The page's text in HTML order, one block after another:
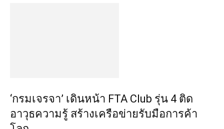
‘กรมเจรจา’ เดินหน้า FTA Club รุ่น 4 ติด
อาวุธความรู้ สร้างเครือข่ายรับมือการค้า